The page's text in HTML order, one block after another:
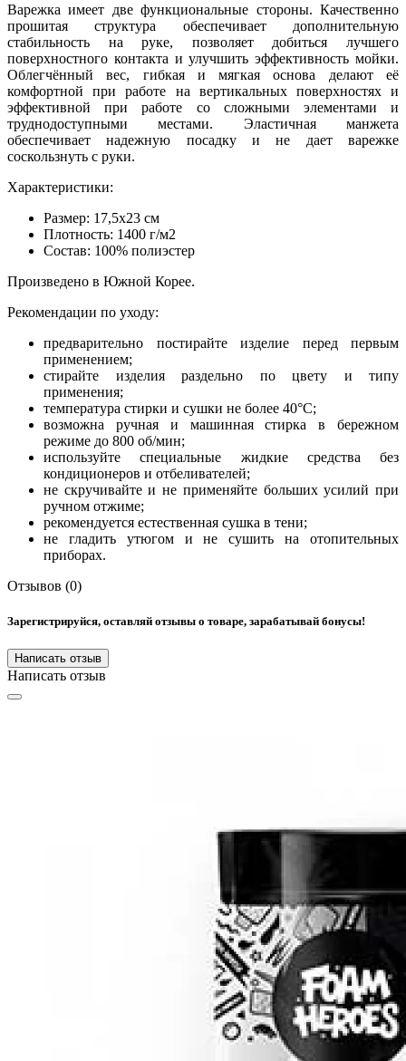
Варежка имеет две функциональные стороны. Качественно
прошитая структура обеспечивает дополнительную
стабильность на руке, позволяет добиться лучшего
поверхностного контакта и улучшить эффективность мойки.
Облегчённый вес, гибкая и мягкая основа делают её
комфортной при работе на вертикальных поверхностях и
эффективной при работе со сложными элементами и
труднодоступными местами. Эластичная манжета
обеспечивает надежную посадку и не дает варежке
соскользнуть с руки.
Характеристики:
Размер: 17,5х23 см
Плотность: 1400 г/м2
Состав: 100% полиэстер
Произведено в Южной Корее.
Рекомендации по уходу:
предварительно постирайте изделие перед первым
применением;
стирайте изделия раздельно по цвету и типу
применения;
температура стирки и сушки не более 40°C;
возможна ручная и машинная стирка в бережном
режиме до 800 об/мин;
используйте специальные жидкие средства без
кондиционеров и отбеливателей;
не скручивайте и не применяйте больших усилий при
ручном отжиме;
рекомендуется естественная сушка в тени;
не гладить утюгом и не сушить на отопительных
приборах.
Отзывов (0)
Зарегистрируйся, оставляй отзывы о товаре, зарабатывай бонусы!
Написать отзыв
Написать отзыв